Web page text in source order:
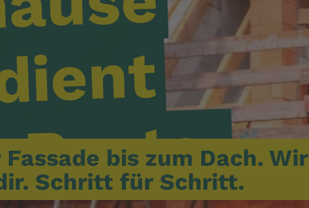
Beste.
Fassade bis zum Dach. Wir
Schritt für Schritt.